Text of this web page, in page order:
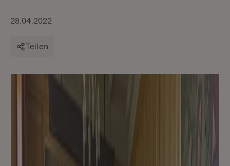
28.04.2022
Teilen